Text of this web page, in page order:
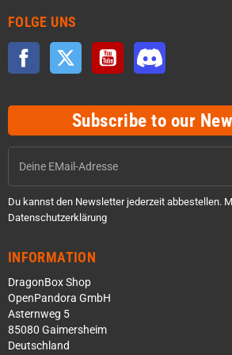
FOLGE UNS
Facebook Twitter YouTube
Subscribe to our
Du kannst den Newsletter jederzeit abbestellen.
Datenschutzerklärung
INFORMATION
DragonBox Shop
OpenPandora GmbH
Asternweg 5
85080 Gaimersheim
Deutschland